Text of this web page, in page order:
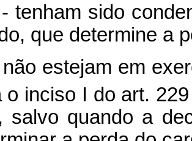
sido
que determine a
estejam em
o inciso I do art.
salvo quando a